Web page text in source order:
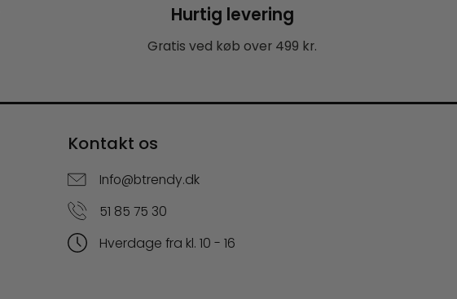
Hurtig levering
Gratis ved køb over 499 kr.
Kontakt os
Info@btrendy.dk
51 85 75 30
Hverdage fra kl. 10 - 16